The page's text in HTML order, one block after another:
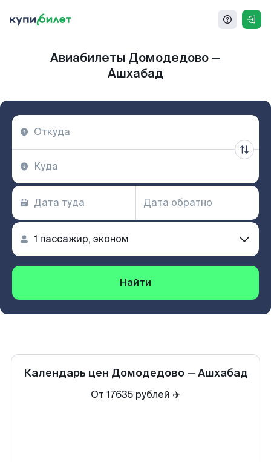
Авиабилеты Домодедово —
Ашхабад
Найти
Календарь цен Домодедово— Ашхабад
От 17635 рублей ✈️